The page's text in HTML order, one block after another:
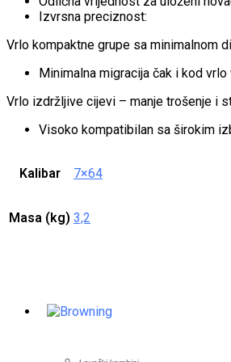
Izvrsna preciznost:
Vrlo kompaktne grupe sa minimalnom
Minimalna migracija čak i kod
Vrlo izdržljive cijevi – manje trošenje i
Visoko kompatibilan sa širokim
Kalibar 7×64
Masa (kg) 3,2